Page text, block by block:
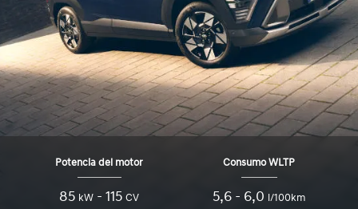
Potencia del motor
85 kW - 115 CV
Consumo WLTP
5,6 - 6,0 l/100km